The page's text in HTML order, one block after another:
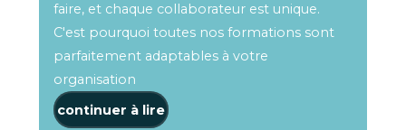
faire, et chaque collaborateur est unique.
C'est pourquoi toutes nos formations sont
parfaitement adaptables à votre
organisation
continuer à lire